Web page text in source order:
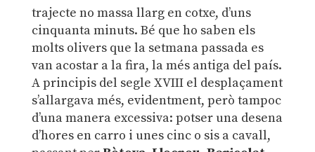
trajecte no massa llarg en cotxe, d’uns
cinquanta minuts. Bé que ho saben els
molts olivers que la setmana passada es
van acostar a la fira, la més antiga del país.
A principis del segle XVIII el desplaçament
s’allargava més, evidentment, però tampoc
d’una manera excessiva: potser una desena
d’hores en carro i unes cinc o sis a cavall,